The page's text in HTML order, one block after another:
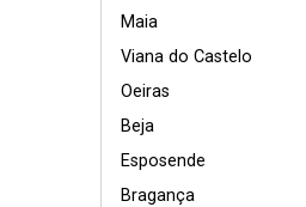
Maia
Viana do Castelo
Oeiras
Beja
Esposende
Bragança